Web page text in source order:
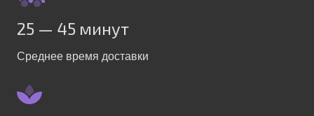
25 — 45 минут
Среднее время доставки